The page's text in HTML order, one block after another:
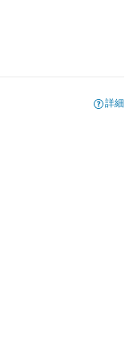
詳細